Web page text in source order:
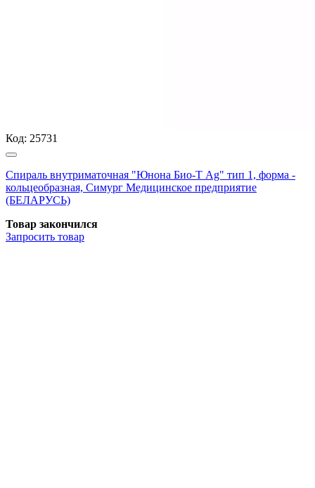
Код: 25731
Спираль внутриматочная "Юнона Био-Т Ag" тип 1, форма -
кольцеобразная, Симург Медицинское предприятие
(БЕЛАРУСЬ)
Товар закончился
Запросить товар